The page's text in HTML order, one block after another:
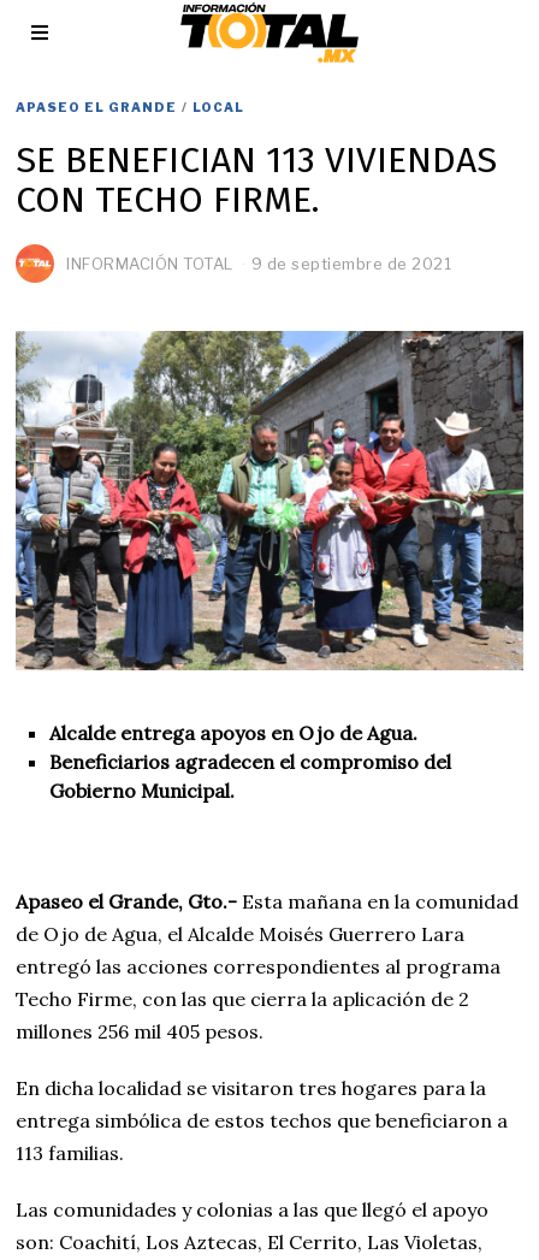
APASEO EL GRANDE / LOCAL
SE BENEFICIAN 113 VIVIENDAS
CON TECHO FIRME.
INFORMACIÓN TOTAL 9 de septiembre de 2021
Alcalde entrega apoyos en Ojo de Agua.
Beneficiarios agradecen el compromiso del
Gobierno Municipal.
Apaseo el Grande, Gto.- Esta mañana en la comunidad
de Ojo de Agua, el Alcalde Moisés Guerrero Lara
entregó las acciones correspondientes al programa
Techo Firme, con las que cierra la aplicación de 2
millones 256 mil 405 pesos.
En dicha localidad se visitaron tres hogares para la
entrega simbólica de estos techos que beneficiaron a
113 familias.
Las comunidades y colonias a las que llegó el apoyo
son: Coachití, Los Aztecas, El Cerrito, Las Violetas,